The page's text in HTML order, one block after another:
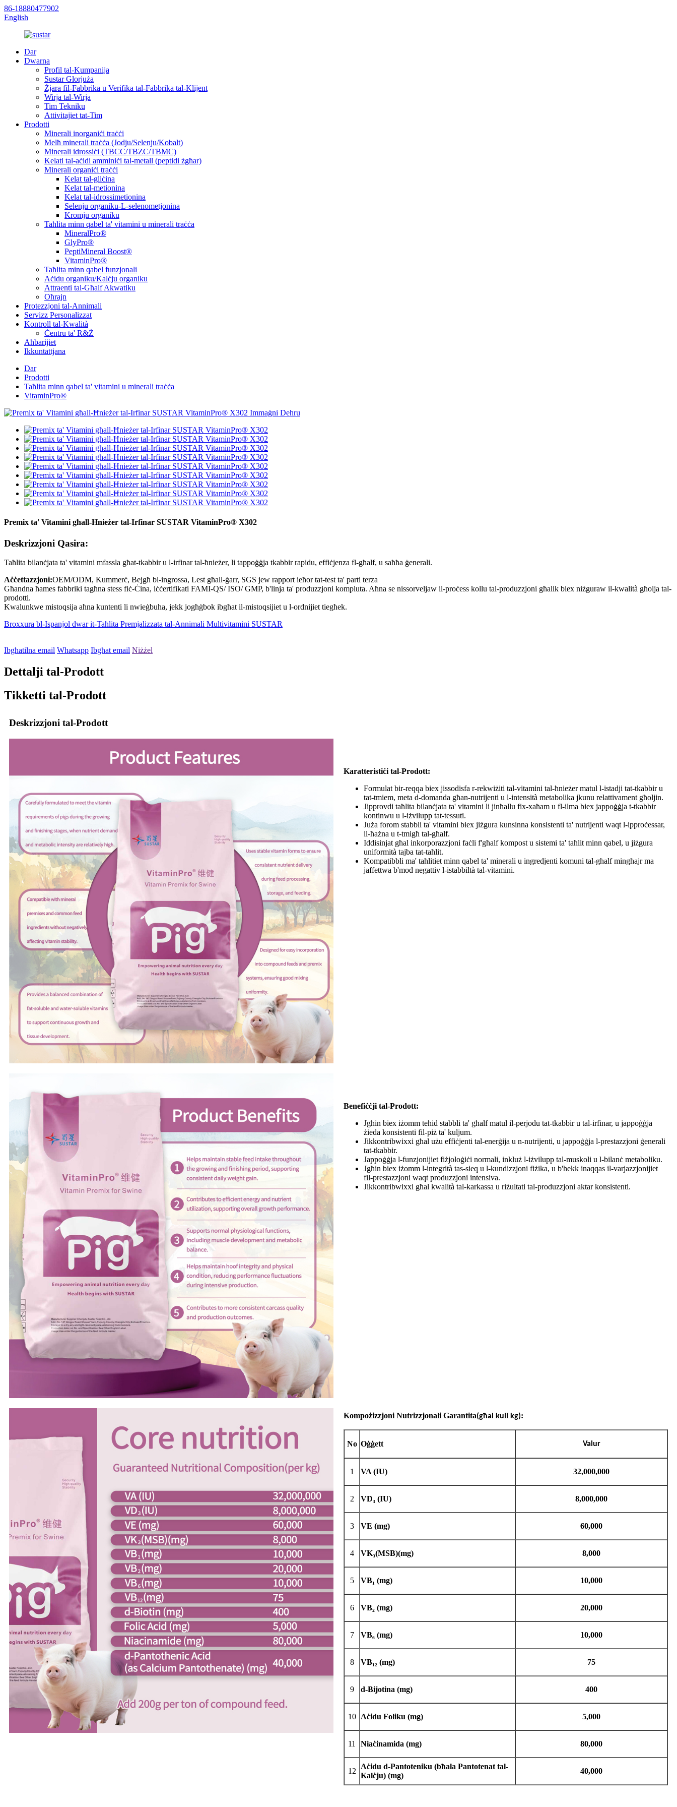
86-18880477902
English
Dar
Dwarna
Profil tal-Kumpanija
Sustar Glorjuża
Żjara fil-Fabbrika u Verifika tal-Fabbrika tal-Klijent
Wirja tal-Wirja
Tim Tekniku
Attivitajiet tat-Tim
Prodotti
Minerali inorganiċi traċċi
Melħ minerali traċċa (Jodju/Selenju/Kobalt)
Minerali idrossiċi (TBCC/TBZC/TBMC)
Kelati tal-aċidi amminiċi tal-metall (peptidi żgħar)
Minerali organiċi traċċi
Kelat tal-gliċina
Kelat tal-metionina
Kelat tal-idrossimetionina
Selenju organiku-L-selenometjonina
Kromju organiku
Taħlita minn qabel ta' vitamini u minerali traċċa
MineralPro®
GlyPro®
PeptiMineral Boost®
VitaminPro®
Taħlita minn qabel funzjonali
Aċidu organiku/Kalċju organiku
Attraenti tal-Għalf Akwatiku
Oħrajn
Protezzjoni tal-Annimali
Servizz Personalizzat
Kontroll tal-Kwalità
Ċentru ta' R&Ż
Aħbarijiet
Ikkuntattjana
Dar
Prodotti
Taħlita minn qabel ta' vitamini u minerali traċċa
VitaminPro®
Premix ta' Vitamini għall-Ħnieżer tal-Irfinar SUSTAR VitaminPro® X302
Deskrizzjoni Qasira:
Taħlita bilanċjata ta' vitamini mfassla għat-tkabbir u l-irfinar tal-ħnieżer, li tappoġġja tkabbir rapidu, effiċjenza fl-għalf, u saħħa ġenerali.
Aċċettazzjoni:OEM/ODM, Kummerċ, Bejgħ bl-ingrossa, Lest għall-ġarr, SGS jew rapport ieħor tat-test ta' parti terza
Għandna ħames fabbriki tagħna stess fiċ-Ċina, iċċertifikati FAMI-QS/ ISO/ GMP, b'linja ta' produzzjoni kompluta. Aħna se nissorveljaw il-proċess kollu tal-produzzjoni għalik biex niżguraw il-kwalità għolja tal-
prodotti.
Kwalunkwe mistoqsija aħna kuntenti li nwieġbuha, jekk jogħġbok ibgħat il-mistoqsijiet u l-ordnijiet tiegħek.
Broxxura bl-Ispanjol dwar it-Taħlita Premjalizzata tal-Annimali Multivitamini SUSTAR
Ibgħatilna email Whatsapp Ibgħat email Niżżel
Dettalji tal-Prodott
Tikketti tal-Prodott
Deskrizzjoni tal-Prodott
Karatteristiċi tal-Prodott:
Formulat bir-reqqa biex jissodisfa r-rekwiżiti tal-vitamini tal-ħnieżer matul l-istadji tat-tkabbir u
tat-tmiem, meta d-domanda għan-nutrijenti u l-intensità metabolika jkunu relattivament għoljin.
Jipprovdi taħlita bilanċjata ta' vitamini li jinħallu fix-xaħam u fl-ilma biex jappoġġja t-tkabbir
kontinwu u l-iżvilupp tat-tessuti.
Juża forom stabbli ta' vitamini biex jiżgura kunsinna konsistenti ta' nutrijenti waqt l-ipproċessar,
il-ħażna u t-tmigħ tal-għalf.
Iddisinjat għal inkorporazzjoni faċli f'għalf kompost u sistemi ta' taħlit minn qabel, u jiżgura
uniformità tajba tat-taħlit.
Kompatibbli ma' taħlitiet minn qabel ta' minerali u ingredjenti komuni tal-għalf mingħajr ma
jaffettwa b'mod negattiv l-istabbiltà tal-vitamini.
Benefiċċji tal-Prodott:
Jgħin biex iżomm teħid stabbli ta' għalf matul il-perjodu tat-tkabbir u tal-irfinar, u jappoġġja
żieda konsistenti fil-piż ta' kuljum.
Jikkontribwixxi għal użu effiċjenti tal-enerġija u n-nutrijenti, u jappoġġja l-prestazzjoni ġenerali
tat-tkabbir.
Jappoġġja l-funzjonijiet fiżjoloġiċi normali, inkluż l-iżvilupp tal-muskoli u l-bilanċ metaboliku.
Jgħin biex iżomm l-integrità tas-sieq u l-kundizzjoni fiżika, u b'hekk inaqqas il-varjazzjonijiet
fil-prestazzjoni waqt produzzjoni intensiva.
Jikkontribwixxi għal kwalità tal-karkassa u riżultati tal-produzzjoni aktar konsistenti.
Kompożizzjoni Nutrizzjonali Garantita(għal kull kg):
No Oġġett Valur
1 VA (IU) 32,000,000
2 VD₃ (IU) 8,000,000
3 VE (mg) 60,000
4 VK₃(MSB)(mg) 8,000
5 VB₁ (mg) 10,000
6 VB₂ (mg) 20,000
7 VB₆ (mg) 10,000
8 VB₁₂ (mg) 75
9 d-Bijotina (mg) 400
10 Aċidu Foliku (mg) 5,000
11 Niaċinamida (mg) 80,000
12
Aċidu d-Pantoteniku (bħala Pantotenat tal-
Kalċju) (mg)
40,000